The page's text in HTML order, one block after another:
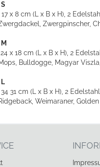
x 8 cm (L x B x H), 2
Zwergpinscher,
x 18 cm (L x B x H), 2
Bulldogge, Magyar
31 cm (L x B x H), 2
Weimaraner,